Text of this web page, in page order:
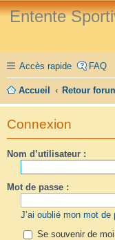
Entente
Accès rapide FAQ
Accueil Retour
Connexion
Nom d’utilisateur :
Mot de passe :
J’ai oublié mon mot de
Se souvenir de moi